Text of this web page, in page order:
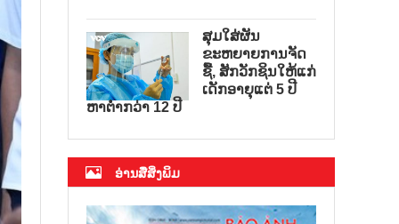
ສຸມໃສ່ຜັນ
ຂະຫຍາຍການຈັດ
ຊື້, ສັກວັກຊິນໃຫ້ແກ່
ເດັກອາຍຸແຕ່ 5 ປີ
ຫາຕ່ຳກວ່າ 12 ປີ
ອ່ານສື່ສິ່ງພິມ